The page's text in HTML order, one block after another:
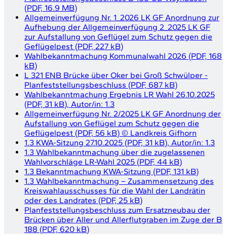
(PDF, 16.9 MB)
Allgemeinverfügung Nr. 1_2026 LK GF Anordnung zur
Aufhebung der Allgemeinverfügung 2_2025 LK GF
zur Aufstallung von Geflügel zum Schutz gegen die
Geflügelpest (PDF, 227 kB)
Wahlbekanntmachung Kommunalwahl 2026 (PDF, 168
kB)
L 321 ENB Brücke über Oker bei Groß Schwülper -
Planfeststellungsbeschluss (PDF, 687 kB)
Wahlbekanntmachung Ergebnis LR Wahl 26.10.2025
(PDF, 31 kB), Autor/in: 1.3
Allgemeinverfügung Nr. 2/2025 LK GF Anordnung der
Aufstallung von Geflügel zum Schutz gegen die
Geflügelpest (PDF, 56 kB) © Landkreis Gifhorn
1.3 KWA-Sitzung 27.10.2025 (PDF, 31 kB), Autor/in: 1.3
1.3 Wahlbekanntmachung über die zugelassenen
Wahlvorschläge LR-Wahl 2025 (PDF, 44 kB)
1.3 Bekanntmachung KWA-Sitzung (PDF, 131 kB)
1.3 Wahlbekanntmachung – Zusammensetzung des
Kreiswahlausschusses für die Wahl der Landrätin
oder des Landrates (PDF, 25 kB)
Planfeststellungsbeschluss zum Ersatzneubau der
Brücken über Aller und Allerflutgraben im Zuge der B
188 (PDF, 620 kB)